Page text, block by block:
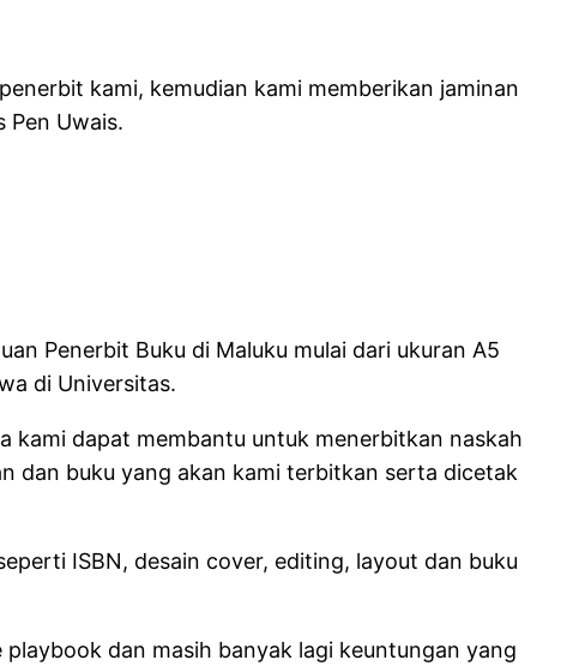
kami, kemudian kami memberikan jaminan
Pen Uwais.
Penerbit Buku di Maluku mulai dari ukuran A5
di Universitas.
kami dapat membantu untuk menerbitkan naskah
dan buku yang akan kami terbitkan serta dicetak
ISBN, desain cover, editing, layout dan buku
dan masih banyak lagi keuntungan yang